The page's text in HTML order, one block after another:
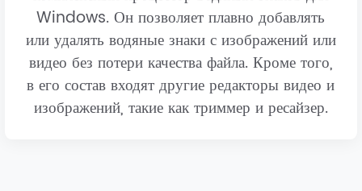
Windows. Он позволяет плавно добавлять
или удалять водяные знаки с изображений или
видео без потери качества файла. Кроме того,
в его состав входят другие редакторы видео и
изображений, такие как триммер и ресайзер.